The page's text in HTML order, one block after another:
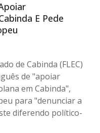
E Pede
de Cabinda (FLEC)
de "apoiar
em Cabinda",
para "denunciar a
diferendo político-